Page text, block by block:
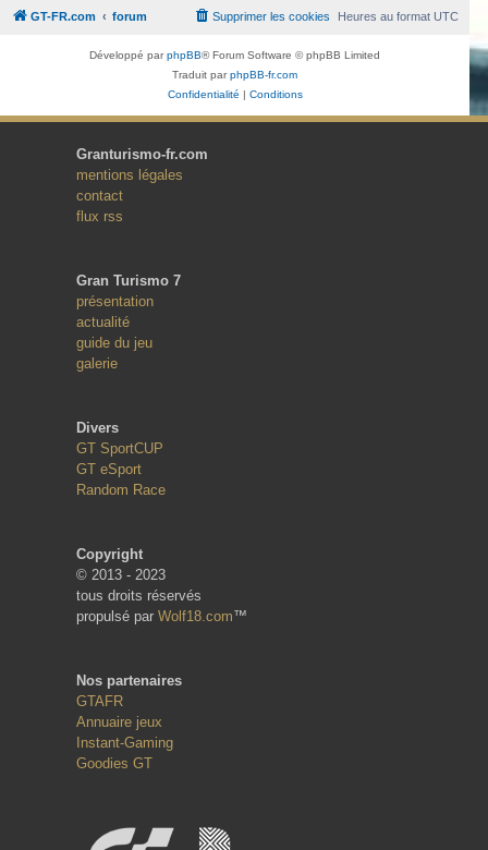
GT-FR.com forum Heures au formatUTC
Supprimer les cookies
Développé parphpBB® Forum Software © phpBB Limited
Traduit parphpBB-fr.com
Confidentialité
Conditions
Granturismo-fr.com
mentions légales
contact
flux rss
Gran Turismo 7
présentation
actualité
guide du jeu
galerie
Divers
GT SportCUP
GT eSport
Random Race
Copyright
© 2013 - 2023
tous droits réservés
propulsé par Wolf18.com™
Nos partenaires
GTAFR
Annuaire jeux
Instant-Gaming
Goodies GT